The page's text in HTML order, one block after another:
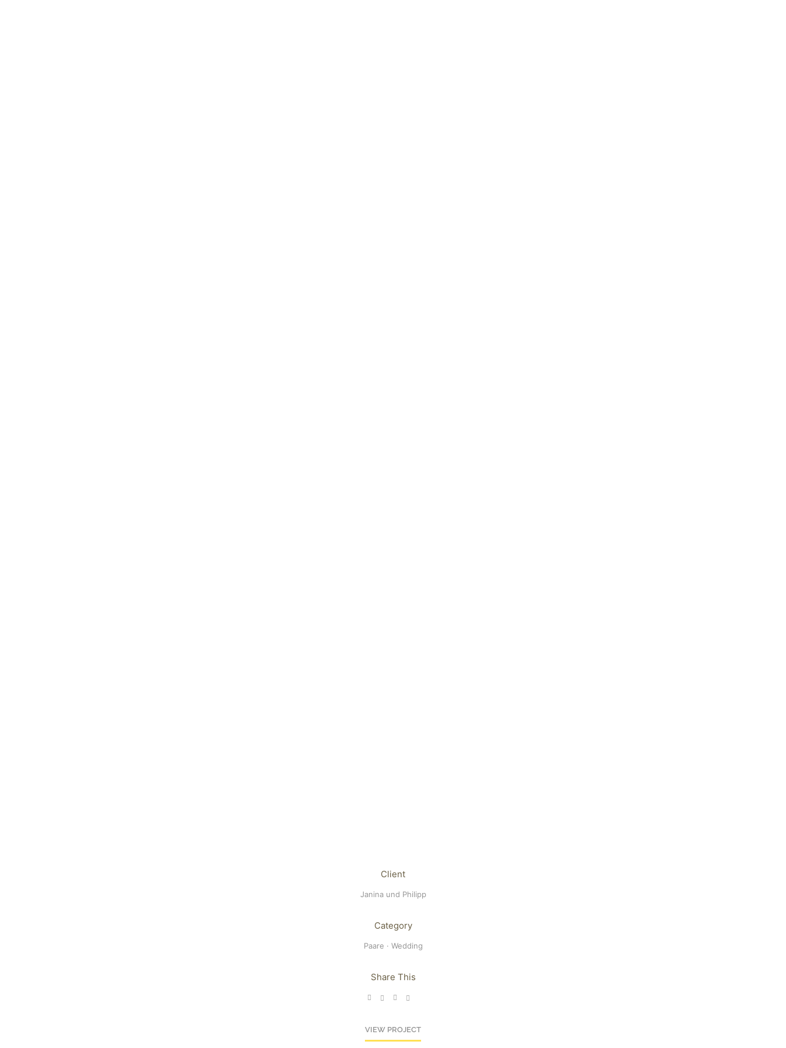
Client
Janina und Philipp
Category
Paare · Wedding
Share This
VIEW PROJECT